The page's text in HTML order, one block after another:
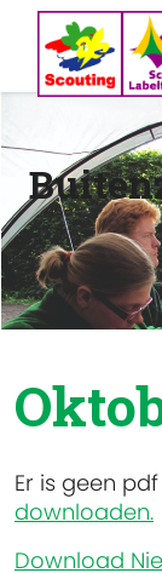
Er is geen
downloaden.
Download